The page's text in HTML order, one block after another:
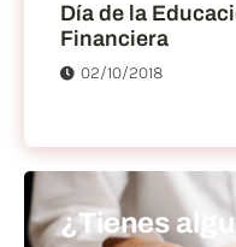
Día de la
Financiera
02/10/2018
¿Tienes